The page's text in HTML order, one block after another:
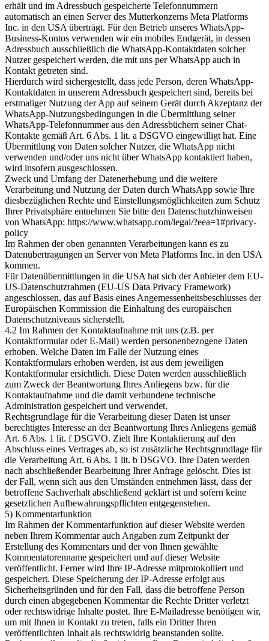
erhält und im Adressbuch gespeicherte Telefonnummern
automatisch an einen Server des Mutterkonzerns Meta Platforms
Inc. in den USA überträgt. Für den Betrieb unseres WhatsApp-
Business-Kontos verwenden wir ein mobiles Endgerät, in dessen
Adressbuch ausschließlich die WhatsApp-Kontaktdaten solcher
Nutzer gespeichert werden, die mit uns per WhatsApp auch in
Kontakt getreten sind.
Hierdurch wird sichergestellt, dass jede Person, deren WhatsApp-
Kontaktdaten in unserem Adressbuch gespeichert sind, bereits bei
erstmaliger Nutzung der App auf seinem Gerät durch Akzeptanz der
WhatsApp-Nutzungsbedingungen in die Übermittlung seiner
WhatsApp-Telefonnummer aus den Adressbüchern seiner Chat-
Kontakte gemäß Art. 6 Abs. 1 lit. a DSGVO eingewilligt hat. Eine
Übermittlung von Daten solcher Nutzer, die WhatsApp nicht
verwenden und/oder uns nicht über WhatsApp kontaktiert haben,
wird insofern ausgeschlossen.
Zweck und Umfang der Datenerhebung und die weitere
Verarbeitung und Nutzung der Daten durch WhatsApp sowie Ihre
diesbezüglichen Rechte und Einstellungsmöglichkeiten zum Schutz
Ihrer Privatsphäre entnehmen Sie bitte den Datenschutzhinweisen
von WhatsApp: https://www.whatsapp.com/legal/?eea=1#privacy-
policy
Im Rahmen der oben genannten Verarbeitungen kann es zu
Datenübertragungen an Server von Meta Platforms Inc. in den USA
kommen.
Für Datenübermittlungen in die USA hat sich der Anbieter dem EU-
US-Datenschutzrahmen (EU-US Data Privacy Framework)
angeschlossen, das auf Basis eines Angemessenheitsbeschlusses der
Europäischen Kommission die Einhaltung des europäischen
Datenschutzniveaus sicherstellt.
4.2 Im Rahmen der Kontaktaufnahme mit uns (z.B. per
Kontaktformular oder E-Mail) werden personenbezogene Daten
erhoben. Welche Daten im Falle der Nutzung eines
Kontaktformulars erhoben werden, ist aus dem jeweiligen
Kontaktformular ersichtlich. Diese Daten werden ausschließlich
zum Zweck der Beantwortung Ihres Anliegens bzw. für die
Kontaktaufnahme und die damit verbundene technische
Administration gespeichert und verwendet.
Rechtsgrundlage für die Verarbeitung dieser Daten ist unser
berechtigtes Interesse an der Beantwortung Ihres Anliegens gemäß
Art. 6 Abs. 1 lit. f DSGVO. Zielt Ihre Kontaktierung auf den
Abschluss eines Vertrages ab, so ist zusätzliche Rechtsgrundlage für
die Verarbeitung Art. 6 Abs. 1 lit. b DSGVO. Ihre Daten werden
nach abschließender Bearbeitung Ihrer Anfrage gelöscht. Dies ist
der Fall, wenn sich aus den Umständen entnehmen lässt, dass der
betroffene Sachverhalt abschließend geklärt ist und sofern keine
gesetzlichen Aufbewahrungspflichten entgegenstehen.
5) Kommentarfunktion
Im Rahmen der Kommentarfunktion auf dieser Website werden
neben Ihrem Kommentar auch Angaben zum Zeitpunkt der
Erstellung des Kommentars und der von Ihnen gewählte
Kommentatorenname gespeichert und auf dieser Website
veröffentlicht. Ferner wird Ihre IP-Adresse mitprotokolliert und
gespeichert. Diese Speicherung der IP-Adresse erfolgt aus
Sicherheitsgründen und für den Fall, dass die betroffene Person
durch einen abgegebenen Kommentar die Rechte Dritter verletzt
oder rechtswidrige Inhalte postet. Ihre E-Mailadresse benötigen wir,
um mit Ihnen in Kontakt zu treten, falls ein Dritter Ihren
veröffentlichten Inhalt als rechtswidrig beanstanden sollte.